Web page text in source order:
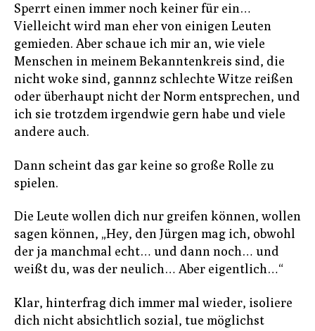
Sperrt einen immer noch keiner für ein…
Vielleicht wird man eher von einigen Leuten
gemieden. Aber schaue ich mir an, wie viele
Menschen in meinem Bekanntenkreis sind, die
nicht woke sind, gannnz schlechte Witze reißen
oder überhaupt nicht der Norm entsprechen, und
ich sie trotzdem irgendwie gern habe und viele
andere auch.
Dann scheint das gar keine so große Rolle zu
spielen.
Die Leute wollen dich nur greifen können, wollen
sagen können, „Hey, den Jürgen mag ich, obwohl
der ja manchmal echt… und dann noch… und
weißt du, was der neulich… Aber eigentlich…“
Klar, hinterfrag dich immer mal wieder, isoliere
dich nicht absichtlich sozial, tue möglichst